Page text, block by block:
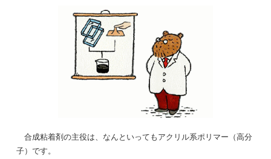
Museum
合成粘着剤の主役は、なんといってもアクリル系ポリマー（高分
子）です。